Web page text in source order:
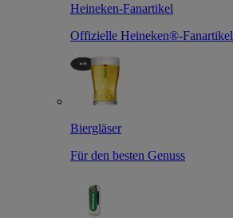
Heineken-Fanartikel
Offizielle Heineken®-Fanartikel
Biergläser
Für den besten Genuss